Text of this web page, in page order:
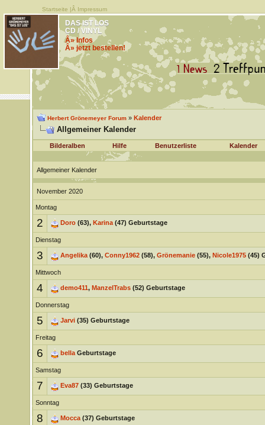
Startseite |Â Impressum
DAS IST LOS
CD / VINYL
Â» Infos
Â» jetzt bestellen!
Herbert Grönemeyer Forum» Kalender
Allgemeiner Kalender
Bilderalben Hilfe Benutzerliste Kalender
Allgemeiner Kalender
November 2020
Montag
2 Doro(63), Karina(47) Geburtstage
Dienstag
3 Angelika(60), Conny1962(58), Grönemanie(55), Nicole1975(45)
Mittwoch
4 demo411, ManzelTrabs(52) Geburtstage
Donnerstag
5 Jarvi(35) Geburtstage
Freitag
6 bellaGeburtstage
Samstag
7 Eva87(33) Geburtstage
Sonntag
8 Mocca(37) Geburtstage